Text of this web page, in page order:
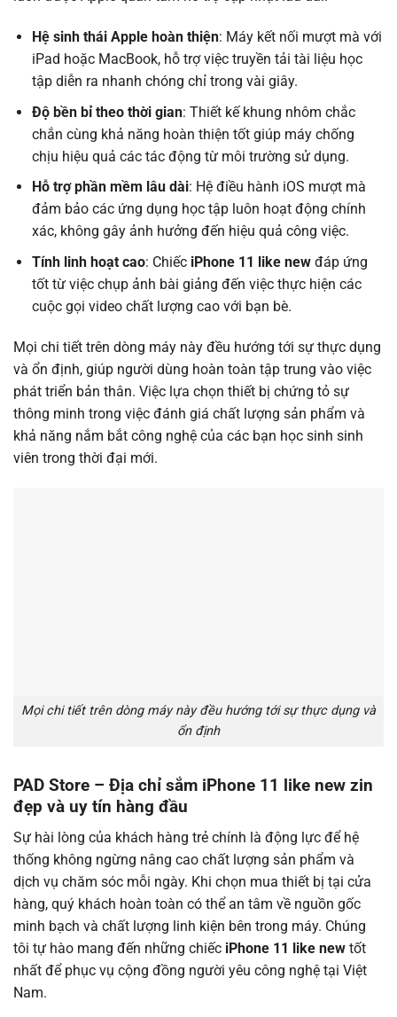
Hệ sinh thái Apple hoàn thiện: Máy kết nối mượt mà với
iPad hoặc MacBook, hỗ trợ việc truyền tải tài liệu học
tập diễn ra nhanh chóng chỉ trong vài giây.
Độ bền bỉ theo thời gian: Thiết kế khung nhôm chắc
chắn cùng khả năng hoàn thiện tốt giúp máy chống
chịu hiệu quả các tác động từ môi trường sử dụng.
Hỗ trợ phần mềm lâu dài: Hệ điều hành iOS mượt mà
đảm bảo các ứng dụng học tập luôn hoạt động chính
xác, không gây ảnh hưởng đến hiệu quả công việc.
Tính linh hoạt cao: Chiếc iPhone 11 like newđáp ứng
tốt từ việc chụp ảnh bài giảng đến việc thực hiện các
cuộc gọi video chất lượng cao với bạn bè.
Mọi chi tiết trên dòng máy này đều hướng tới sự thực dụng
và ổn định, giúp người dùng hoàn toàn tập trung vào việc
phát triển bản thân. Việc lựa chọn thiết bị chứng tỏ sự
thông minh trong việc đánh giá chất lượng sản phẩm và
khả năng nắm bắt công nghệ của các bạn học sinh sinh
viên trong thời đại mới.
Mọi chi tiết trên dòng máy này đều hướng tới sự thực dụng và
ổn định
PAD Store – Địa chỉ sắm iPhone 11 like new zin
đẹp và uy tín hàng đầu
Sự hài lòng của khách hàng trẻ chính là động lực để hệ
thống không ngừng nâng cao chất lượng sản phẩm và
dịch vụ chăm sóc mỗi ngày. Khi chọn mua thiết bị tại cửa
hàng, quý khách hoàn toàn có thể an tâm về nguồn gốc
minh bạch và chất lượng linh kiện bên trong máy. Chúng
tôi tự hào mang đến những chiếc iPhone 11 like new tốt
nhất để phục vụ cộng đồng người yêu công nghệ tại Việt
Nam.